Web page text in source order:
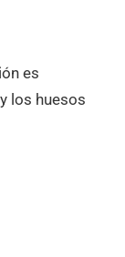
es
los huesos